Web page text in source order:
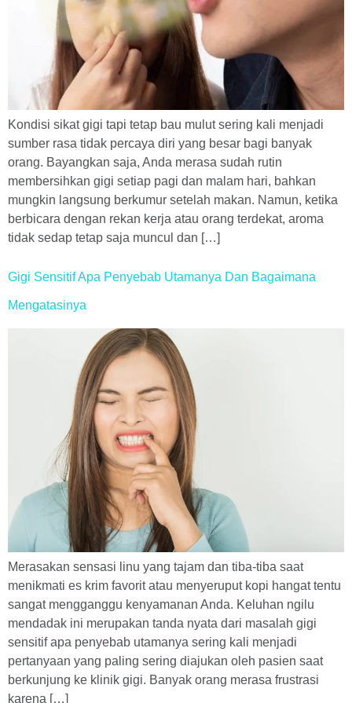
Kondisi sikat gigi tapi tetap bau mulut sering kali menjadi
sumber rasa tidak percaya diri yang besar bagi banyak
orang. Bayangkan saja, Anda merasa sudah rutin
membersihkan gigi setiap pagi dan malam hari, bahkan
mungkin langsung berkumur setelah makan. Namun, ketika
berbicara dengan rekan kerja atau orang terdekat, aroma
tidak sedap tetap saja muncul dan […]
Gigi Sensitif Apa Penyebab Utamanya Dan Bagaimana
Mengatasinya
Merasakan sensasi linu yang tajam dan tiba-tiba saat
menikmati es krim favorit atau menyeruput kopi hangat tentu
sangat mengganggu kenyamanan Anda. Keluhan ngilu
mendadak ini merupakan tanda nyata dari masalah gigi
sensitif apa penyebab utamanya sering kali menjadi
pertanyaan yang paling sering diajukan oleh pasien saat
berkunjung ke klinik gigi. Banyak orang merasa frustrasi
karena […]